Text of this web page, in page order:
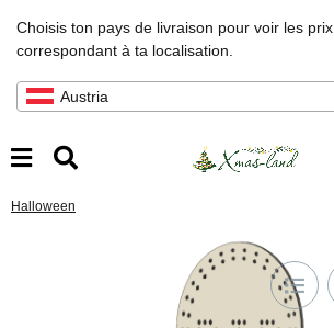
Choisis ton pays de livraison pour voir les
correspondant à ta localisation.
Austria
Halloween